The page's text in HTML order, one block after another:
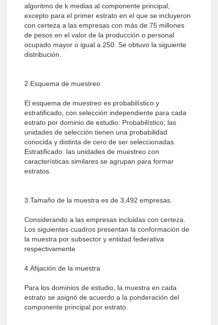
algoritmo de k medias al componente principal,
excepto para el primer estrato en el que se incluyeron
con certeza a las empresas con más de 75 millones
de pesos en el valor de la producción o personal
ocupado mayor o igual a 250. Se obtuvo la siguiente
distribución.
2.Esquema de muestreo
El esquema de muestreo es probabilístico y
estratificado, con selección independiente para cada
estrato por dominio de estudio: Probabilístico; las
unidades de selección tienen una probabilidad
conocida y distinta de cero de ser seleccionadas.
Estratificado: las unidades de muestreo con
características similares se agrupan para formar
estratos.
3.Tamaño de la muestra es de 3,492 empresas.
Considerando a las empresas incluidas con certeza.
Los siguientes cuadros presentan la conformación de
la muestra por subsector y entidad federativa
respectivamente
4.Afijación de la muestra
Para los dominios de estudio, la muestra en cada
estrato se asignó de acuerdo a la ponderación del
componente principal por estrato.